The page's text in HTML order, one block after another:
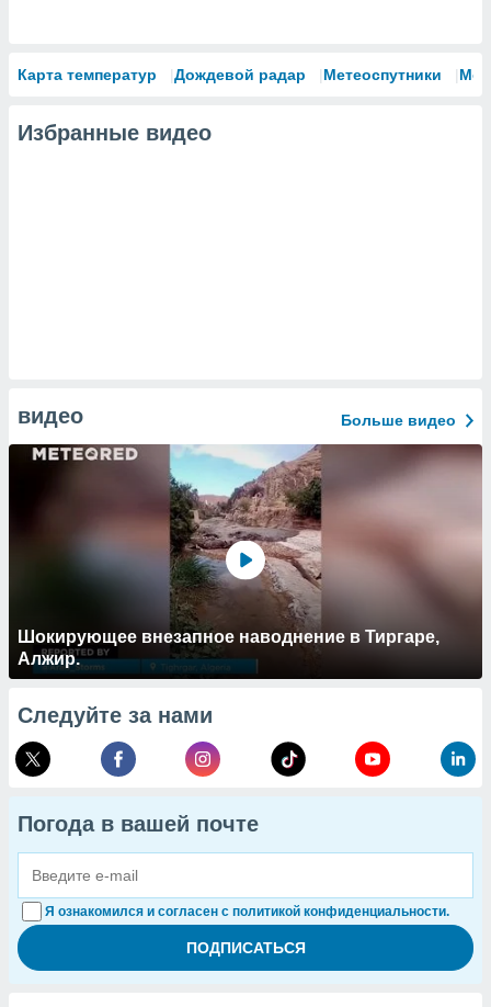
Карта температур Дождевой радар Метеоспутники
Избранные видео
видео Больше видео
Шокирующее внезапное наводнение в Тиргаре,
Алжир.
Следуйте за нами
Погода в вашей почте
Я ознакомился и согласен с политикой конфиденциальности.